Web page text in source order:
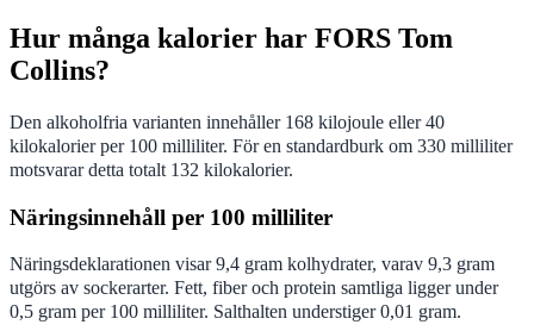
Hur många kalorier har FORS Tom
Collins?
Den alkoholfria varianten innehåller 168 kilojoule eller 40
kilokalorier per 100 milliliter. För en standardburk om 330 milliliter
motsvarar detta totalt 132 kilokalorier.
Näringsinnehåll per 100 milliliter
Näringsdeklarationen visar 9,4 gram kolhydrater, varav 9,3 gram
utgörs av sockerarter. Fett, fiber och protein samtliga ligger under
0,5 gram per 100 milliliter. Salthalten understiger 0,01 gram.